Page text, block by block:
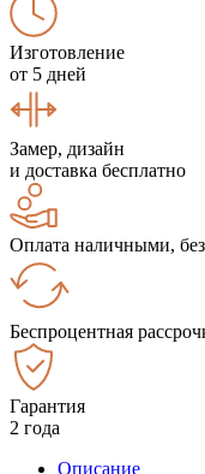
Изготовление
от 5 дней
Замер, дизайн
и доставка бесплатно
Оплата наличными,
Беспроцентная
Гарантия
2 года
Описание